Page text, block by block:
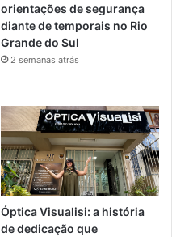
orientações de segurança
diante de temporais no Rio
Grande do Sul
2 semanas atrás
Óptica Visualisi: a história
de dedicação que